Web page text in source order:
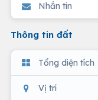
Nhắn tin
Thông tin đất
Tổng diện tích
Vị trí